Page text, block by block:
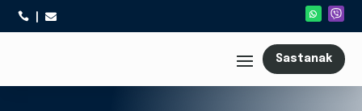
 
Sastanak